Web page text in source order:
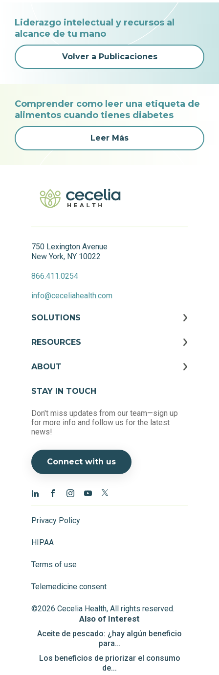
Liderazgo intelectual y recursos al
alcance de tu mano
Volver a Publicaciones
Comprender como leer una etiqueta de
alimentos cuando tienes diabetes
Leer Más
750 Lexington Avenue
New York, NY 10022
866.411.0254
info@ceceliahealth.com
SOLUTIONS
RESOURCES
ABOUT
STAY IN TOUCH
Don't miss updates from our team—sign up
for more info and follow us for the latest
news!
Connect with us
Privacy Policy
HIPAA
Terms of use
Telemedicine consent
©2026 Cecelia Health, All rights reserved.
Also of Interest
Aceite de pescado: ¿hay algún beneficio
para...
Los beneficios de priorizar el consumo
de...